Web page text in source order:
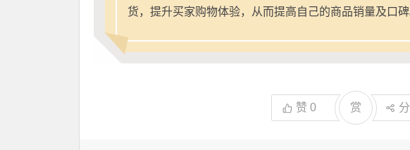
货，提升买家购物体验，从而提高自己的商品销量及口
赞 0 赏